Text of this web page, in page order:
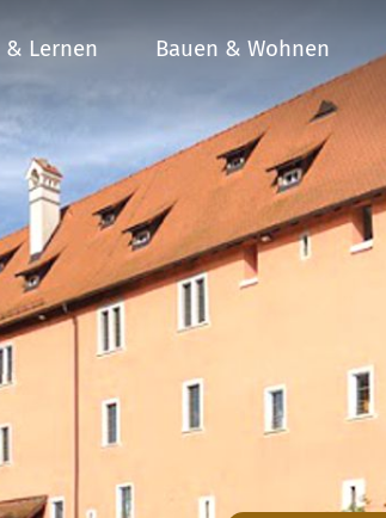
& Lernen Bauen & Wohnen